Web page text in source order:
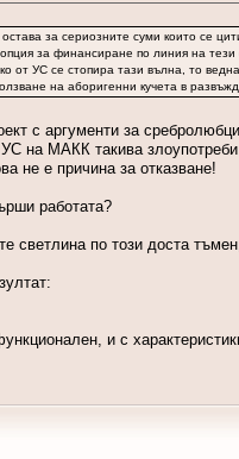
за сериозните суми които се
за финансиране по линия на
от УС се стопира тази вълна, то
на аборигенни кучета в
с аргументи за
на МАКК такива
не е причина за отказване!
работата?
светлина по този доста
и с